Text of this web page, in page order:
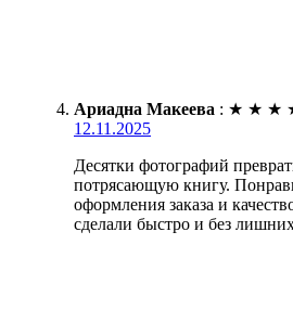
Ариадна Макеева : ★ ★ ★
12.11.2025
Десятки фотографий
потрясающую книгу.
оформления заказа и
сделали быстро и без